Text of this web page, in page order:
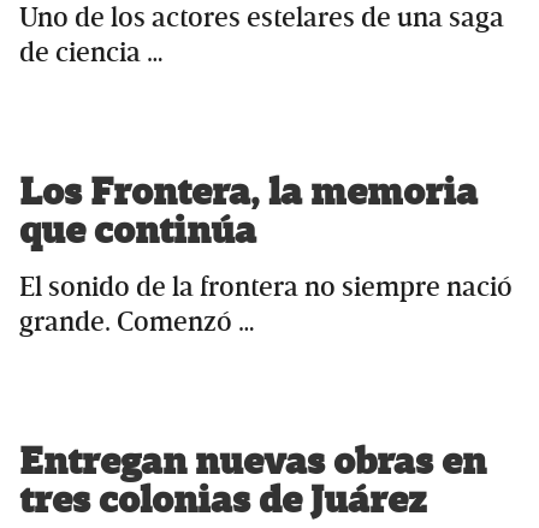
Uno de los actores estelares de una saga
de ciencia …
Los Frontera, la memoria
que continúa
El sonido de la frontera no siempre nació
grande. Comenzó …
Entregan nuevas obras en
tres colonias de Juárez